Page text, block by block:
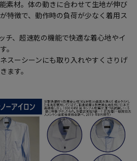
素材。体の動きに合わせて生地が伸び
特徴で、動作時の負荷が少なく着用ス
チ、超速乾の機能で快適な着心地やイ
。
スーシーンにも取り入れやすくさりげ
ます。